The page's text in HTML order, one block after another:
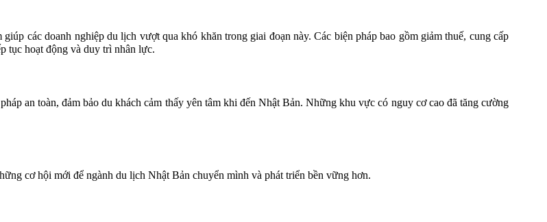
các doanh nghiệp du lịch vượt qua khó khăn trong giai đoạn này. Các biện pháp bao gồm giảm thuế, cung cấp
tục hoạt động và duy trì nhân lực.
an toàn, đảm bảo du khách cảm thấy yên tâm khi đến Nhật Bản. Những khu vực có nguy cơ cao đã tăng cường
cơ hội mới để ngành du lịch Nhật Bản chuyển mình và phát triển bền vững hơn.